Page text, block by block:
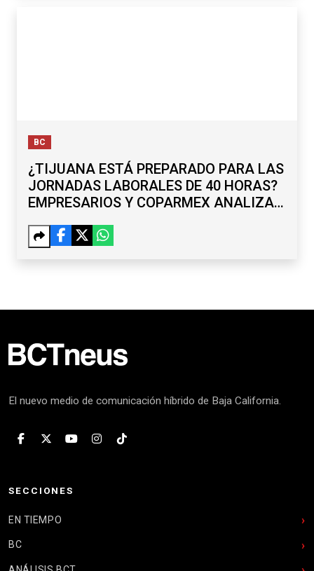
BC
¿TIJUANA ESTÁ PREPARADO PARA LAS
JORNADAS LABORALES DE 40 HORAS?
EMPRESARIOS Y COPARMEX ANALIZAN
El nuevo medio de comunicación híbrido de Baja California.
SECCIONES
EN TIEMPO
BC